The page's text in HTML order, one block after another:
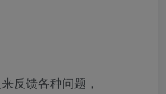
反馈各种问题，